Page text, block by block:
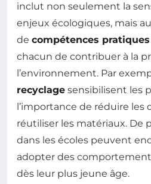
inclut non seulement la
enjeux écologiques, mais
de compétences pratiques
chacun de contribuer à la
l’environnement. Par
recyclage sensibilisent les
l’importance de réduire les
réutiliser les matériaux. De
dans les écoles peuvent
adopter des
dès leur plus jeune âge.